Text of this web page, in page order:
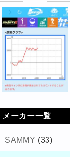
メーカー一覧
SAMMY (33)